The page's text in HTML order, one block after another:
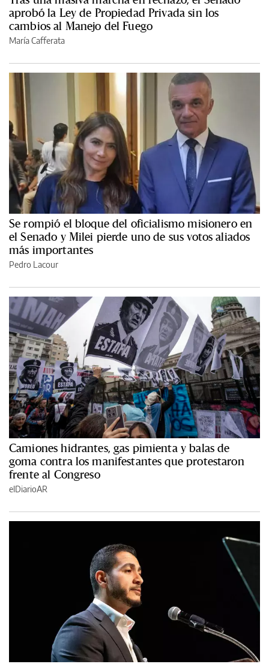
aprobó la Ley de Propiedad Privada sin los
cambios al Manejo del Fuego
María Cafferata
Se rompió el bloque del oficialismo misionero en
el Senado y Milei pierde uno de sus votos aliados
más importantes
Pedro Lacour
Camiones hidrantes, gas pimienta y balas de
goma contra los manifestantes que protestaron
frente al Congreso
elDiarioAR